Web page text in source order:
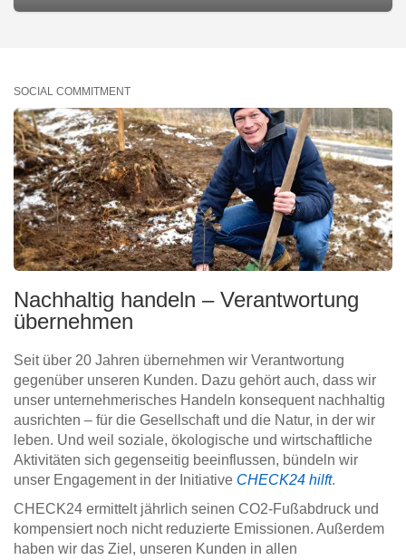
SOCIAL COMMITMENT
Nachhaltig handeln – Verantwortung
übernehmen
Seit über 20 Jahren übernehmen wir Verantwortung
gegenüber unseren Kunden. Dazu gehört auch, dass wir
unser unternehmerisches Handeln konsequent nachhaltig
ausrichten – für die Gesellschaft und die Natur, in der wir
leben. Und weil soziale, ökologische und wirtschaftliche
Aktivitäten sich gegenseitig beeinflussen, bündeln wir
unser Engagement in der Initiative CHECK24 hilft.
CHECK24 ermittelt jährlich seinen CO2-Fußabdruck und
kompensiert noch nicht reduzierte Emissionen. Außerdem
haben wir das Ziel, unseren Kunden in allen